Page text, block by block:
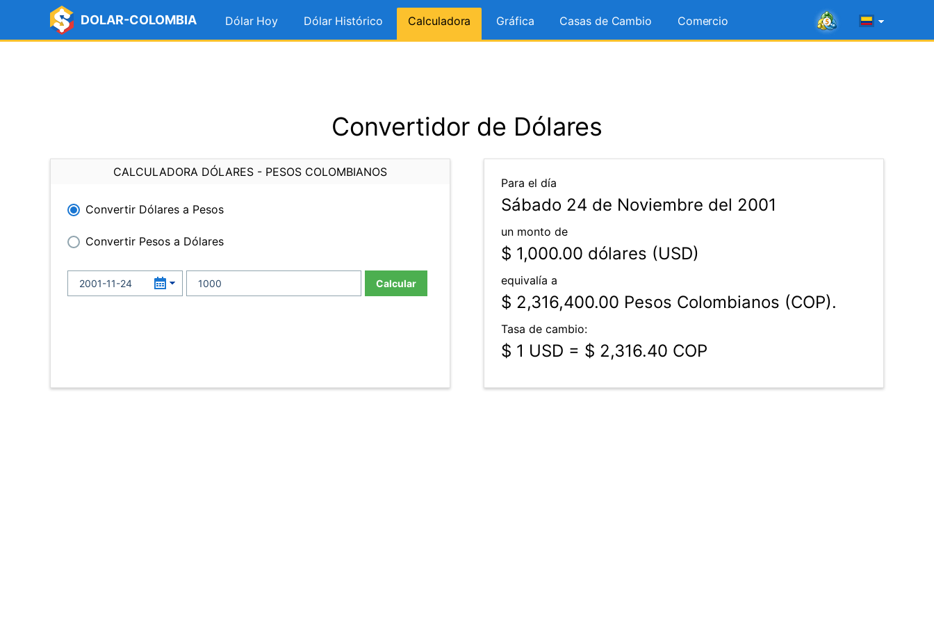
DOLAR-COLOMBIA Dólar Hoy Dólar Histórico Calculadora Gráfica Casas de Cambio Comercio
Convertidor de Dólares
CALCULADORA DÓLARES - PESOS COLOMBIANOS
Convertir Dólares a Pesos
Convertir Pesos a Dólares
Calcular
Para el día
Sábado 24 de Noviembre del 2001
un monto de
$ 1,000.00 dólares (USD)
equivalía a
$ 2,316,400.00 Pesos Colombianos (COP).
Tasa de cambio:
$ 1 USD = $ 2,316.40 COP